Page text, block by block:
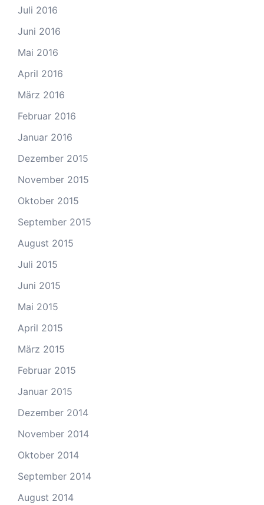
Juli 2016
Juni 2016
Mai 2016
April 2016
März 2016
Februar 2016
Januar 2016
Dezember 2015
November 2015
Oktober 2015
September 2015
August 2015
Juli 2015
Juni 2015
Mai 2015
April 2015
März 2015
Februar 2015
Januar 2015
Dezember 2014
November 2014
Oktober 2014
September 2014
August 2014